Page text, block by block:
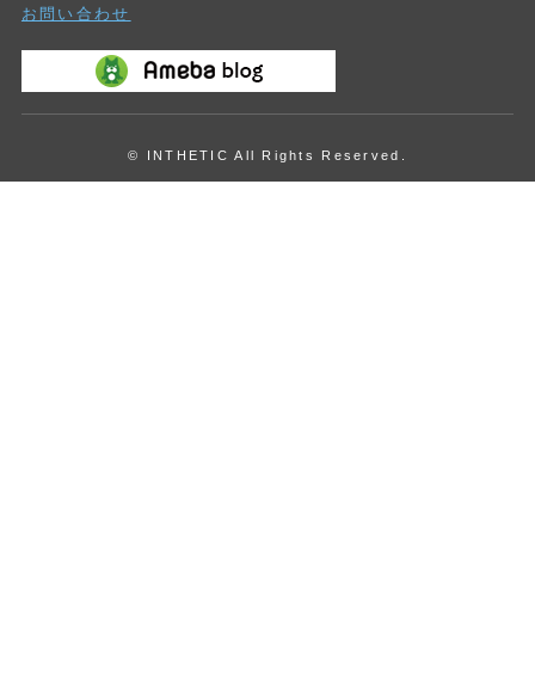
お問い合わせ
© INTHETIC All Rights Reserved.